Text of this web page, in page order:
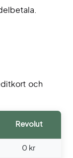
och
Revolut
0 kr